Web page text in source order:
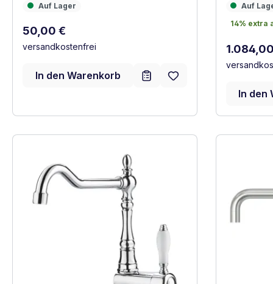
Auf Lager
Auf Lager
Regulärer Preis:
50,00 €
versandkostenfrei
In den Warenkorb
Auf Lager
Auf
14% extra
14% extra
In den